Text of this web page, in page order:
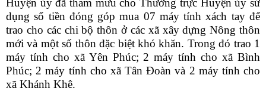
Huyện ủy đã tham mưu cho Thường trực Huyện ủy sử
dụng số tiền đóng góp mua 07 máy tính xách tay để
trao cho các chi bộ thôn ở các xã xây dựng Nông thôn
mới và một số thôn đặc biệt khó khăn. Trong đó trao 1
máy tính cho xã Yên Phúc; 2 máy tính cho xã Bình
Phúc; 2 máy tính cho xã Tân Đoàn và 2 máy tính cho
xã Khánh Khê.